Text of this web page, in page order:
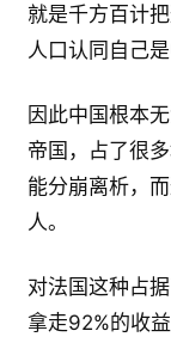
就是千方百计
人口认同自己是
因此中国根本
帝国，占了很
能分崩离析，
人。
对法国这种占
拿走92%的收